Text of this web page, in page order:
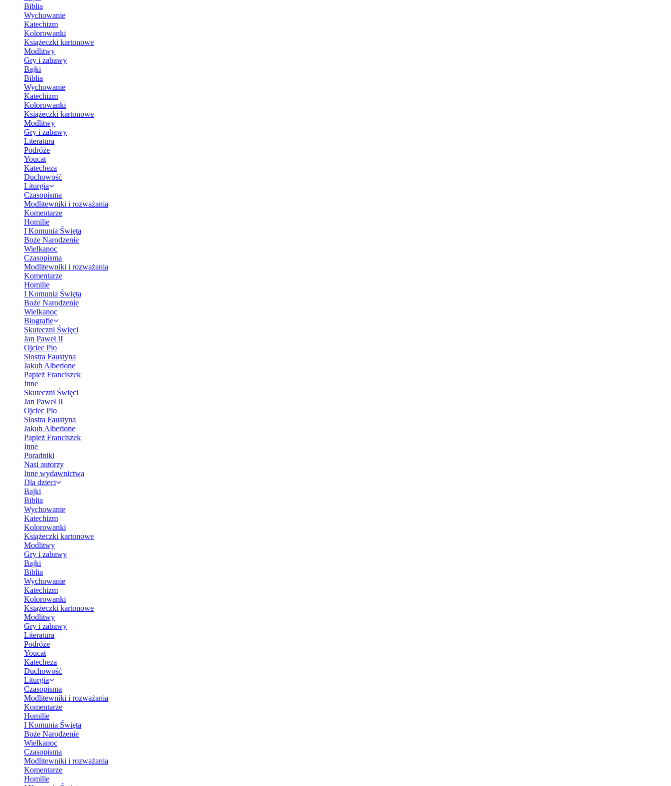
Biblia
Wychowanie
Katechizm
Kolorowanki
Książeczki kartonowe
Modlitwy
Gry i zabawy
Bajki
Biblia
Wychowanie
Katechizm
Kolorowanki
Książeczki kartonowe
Modlitwy
Gry i zabawy
Literatura
Podróże
Youcat
Katecheza
Duchowość
Liturgia
Czasopisma
Modlitewniki i rozważania
Komentarze
Homilie
I Komunia Święta
Boże Narodzenie
Wielkanoc
Czasopisma
Modlitewniki i rozważania
Komentarze
Homilie
I Komunia Święta
Boże Narodzenie
Wielkanoc
Biografie
Skuteczni Święci
Jan Paweł II
Ojciec Pio
Siostra Faustyna
Jakub Alberione
Papież Franciszek
Inne
Skuteczni Święci
Jan Paweł II
Ojciec Pio
Siostra Faustyna
Jakub Alberione
Papież Franciszek
Inne
Poradniki
Nasi autorzy
Inne wydawnictwa
Dla dzieci
Bajki
Biblia
Wychowanie
Katechizm
Kolorowanki
Książeczki kartonowe
Modlitwy
Gry i zabawy
Bajki
Biblia
Wychowanie
Katechizm
Kolorowanki
Książeczki kartonowe
Modlitwy
Gry i zabawy
Literatura
Podróże
Youcat
Katecheza
Duchowość
Liturgia
Czasopisma
Modlitewniki i rozważania
Komentarze
Homilie
I Komunia Święta
Boże Narodzenie
Wielkanoc
Czasopisma
Modlitewniki i rozważania
Komentarze
Homilie